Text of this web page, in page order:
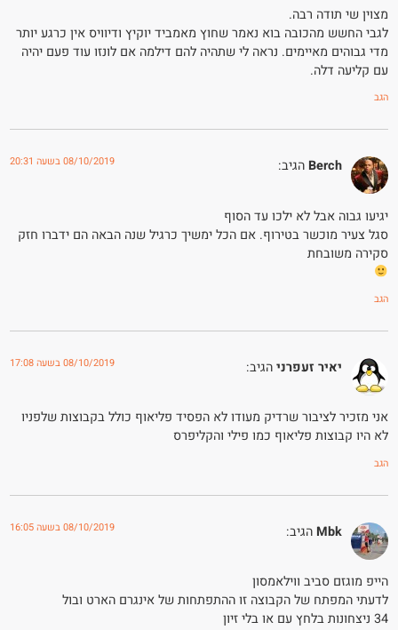
מצוין שי תודה רבה.
לגבי החשש מהכובה בוא נאמר שחוץ מאמביד יוקיץ ודיוויס אין כרגע יותר
מדי גבוהים מאיימים. נראה לי שתהיה להם דילמה אם לונזו עוד פעם יהיה
עם קליעה דלה.
הגב
Berch הגיב: 08/10/2019 בשעה 20:31
יגיעו גבוה אבל לא ילכו עד הסוף
סגל צעיר מוכשר בטירוף. אם הכל ימשיך כרגיל שנה הבאה הם ידברו חזק
סקירה משובחת
הגב
יאיר זעפרניהגיב: 08/10/2019 בשעה 17:08
אני מזכיר לציבור שרדיק מעודו לא הפסיד פליאוף כולל בקבוצות שלפניו
לא היו קבוצות פליאוף כמו פילי והקליפרס
הגב
Mbk הגיב: 08/10/2019 בשעה 16:05
הייפ מוגזם סביב ווילאמסון
לדעתי המפתח של הקבוצה זו ההתפתחות של אינגרם הארט ובול
34 ניצחונות בלחץ עם או בלי זיון